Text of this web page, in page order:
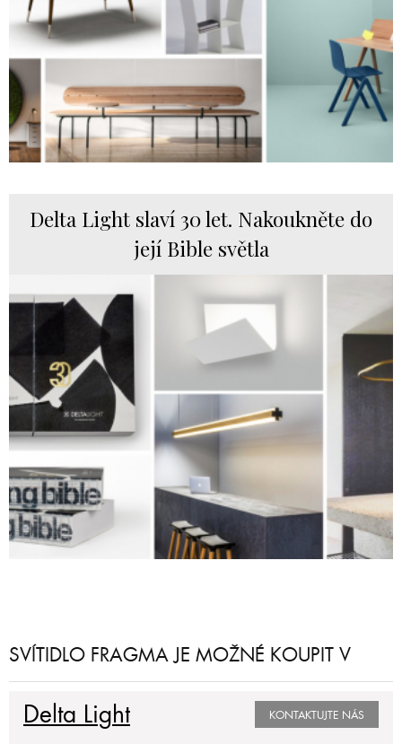
Delta Light slaví 30 let. Nakoukněte do
její Bible světla
SVÍTIDLO FRAGMA JE MOŽNÉ KOUPIT V
Delta Light KONTAKTUJTE NÁS